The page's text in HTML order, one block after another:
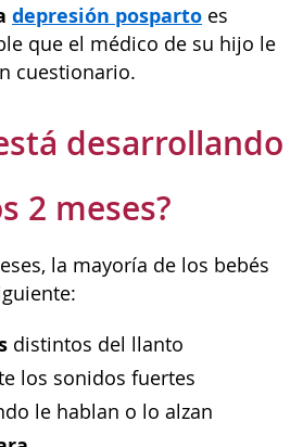
depresión posparto es
que el médico de su hijo le
cuestionario.
desarrollando
2 meses?
la mayoría de los bebés
distintos del llanto
los sonidos fuertes
le hablan o lo alzan